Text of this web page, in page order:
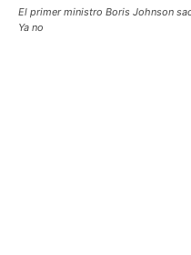
El primer ministro Boris Johnson
Ya no